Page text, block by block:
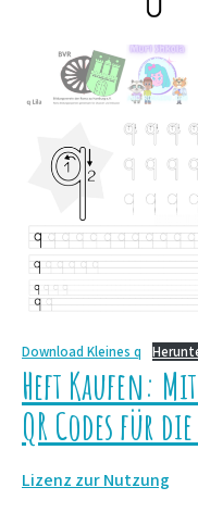
Download Kleines q
Heft Kaufen:
QR Codes für
Lizenz zur Nutzung